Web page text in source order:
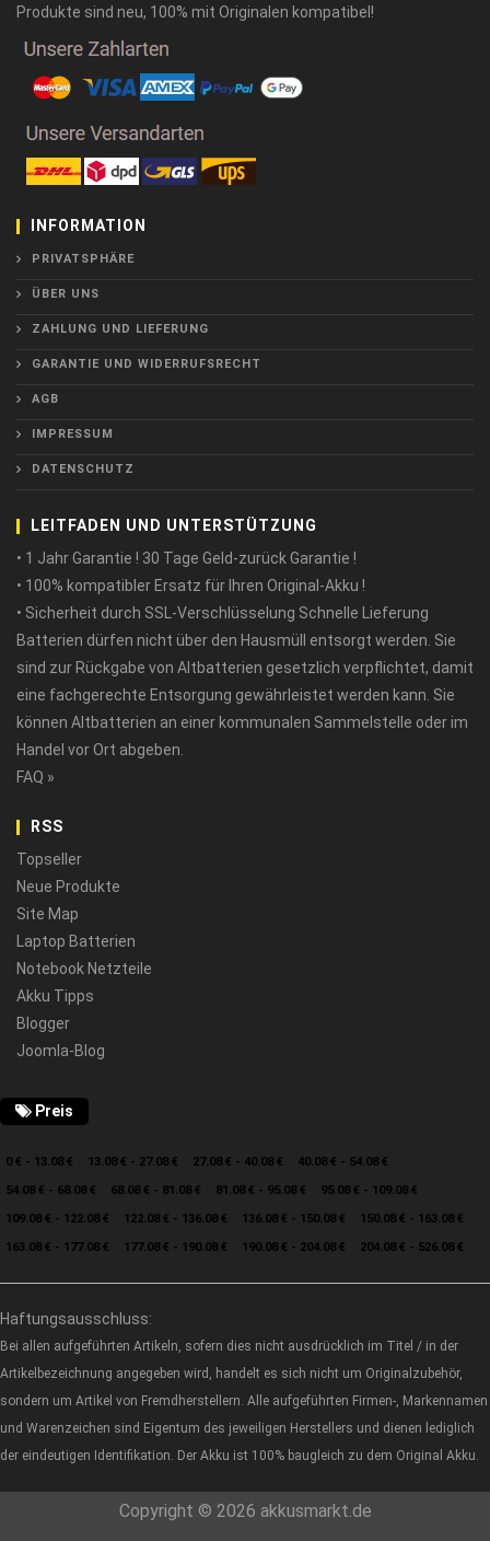
Produkte sind neu, 100% mit Originalen kompatibel!
INFORMATION
PRIVATSPHÄRE
ÜBER UNS
ZAHLUNG UND LIEFERUNG
GARANTIE UND WIDERRUFSRECHT
AGB
IMPRESSUM
DATENSCHUTZ
LEITFADEN UND UNTERSTÜTZUNG
• 1 Jahr Garantie ! 30 Tage Geld-zurück Garantie !
• 100% kompatibler Ersatz für Ihren Original-Akku !
• Sicherheit durch SSL-Verschlüsselung Schnelle Lieferung
Batterien dürfen nicht über den Hausmüll entsorgt werden. Sie
sind zur Rückgabe von Altbatterien gesetzlich verpflichtet, damit
eine fachgerechte Entsorgung gewährleistet werden kann. Sie
können Altbatterien an einer kommunalen Sammelstelle oder im
Handel vor Ort abgeben.
FAQ »
RSS
Topseller
Neue Produkte
Site Map
Laptop Batterien
Notebook Netzteile
Akku Tipps
Blogger
Joomla-Blog
Preis
0 € - 13.08 € 13.08 € - 27.08 € 27.08 € - 40.08 €
40.08 € - 54.08 €
54.08 € - 68.08 €
68.08 € - 81.08 € 81.08 € - 95.08 €
95.08 € - 109.08 €
109.08 € - 122.08 €
122.08 € - 136.08 € 136.08 € - 150.08 €
150.08 € - 163.08 €
163.08 € - 177.08 €
177.08 € - 190.08 € 190.08 € - 204.08 € 204.08 € - 526.08 €
Haftungsausschluss:
Bei allen aufgeführten Artikeln, sofern dies nicht ausdrücklich im Titel / in der
Artikelbezeichnung angegeben wird, handelt es sich nicht um Originalzubehör,
sondern um Artikel von Fremdherstellern. Alle aufgeführten Firmen-, Markennamen
und Warenzeichen sind Eigentum des jeweiligen Herstellers und dienen lediglich
der eindeutigen Identifikation. Der Akku ist 100% baugleich zu dem Original Akku.
Copyright © 2026 akkusmarkt.de